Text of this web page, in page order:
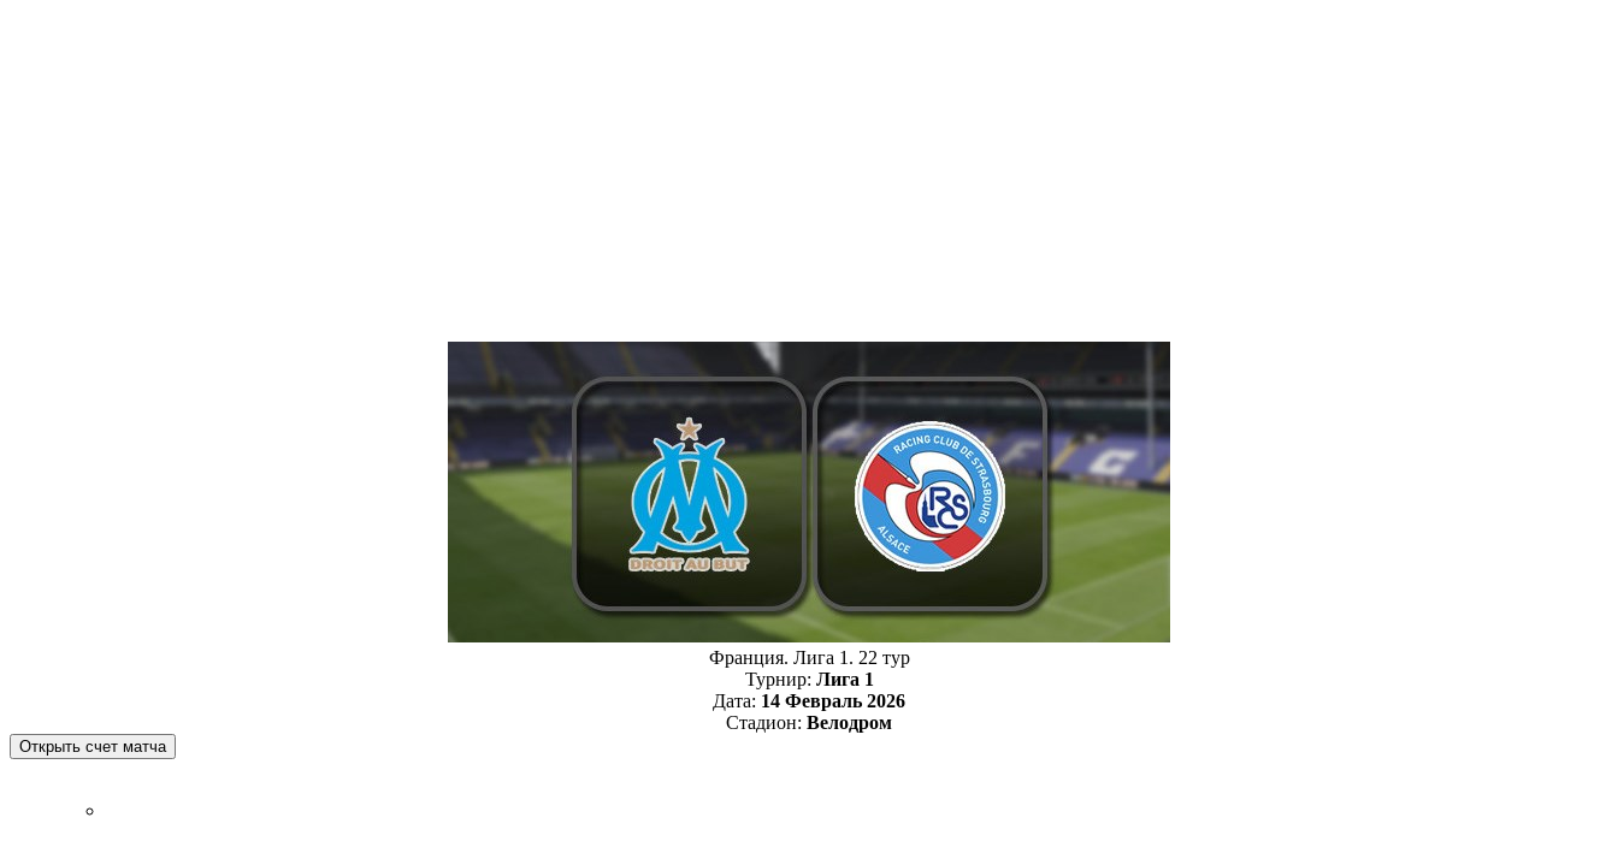
Франция. Лига 1. 22 тур
Турнир: Лига 1
Дата: 14 Февраль 2026
Стадион: Велодром